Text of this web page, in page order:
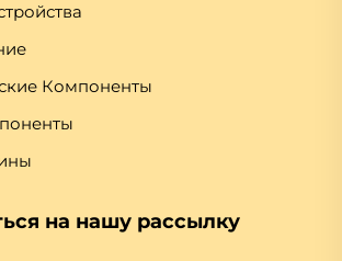
Компоненты
на нашу рассылку